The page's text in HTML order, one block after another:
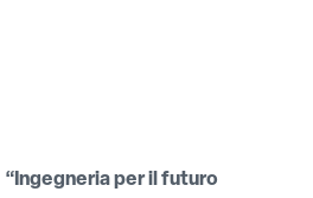
“Ingegneria per il futuro